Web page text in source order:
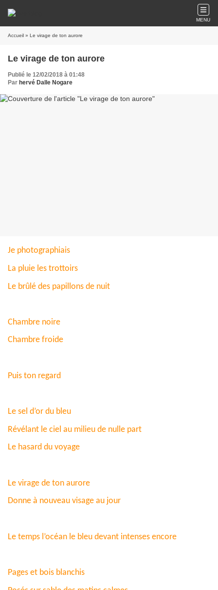
MENU
Accueil » Le virage de ton aurore
Le virage de ton aurore
Publié le 12/02/2018 à 01:48
Par hervé Dalle Nogare
Je photographiais
La pluie les trottoirs
Le brûlé des papillons de nuit
Chambre noire
Chambre froide
Puis ton regard
Le sel d’or du bleu
Révélant le ciel au milieu de nulle part
Le hasard du voyage
Le virage de ton aurore
Donne à nouveau visage au jour
Le temps l’océan le bleu devant intenses encore
Pages et bois blanchis